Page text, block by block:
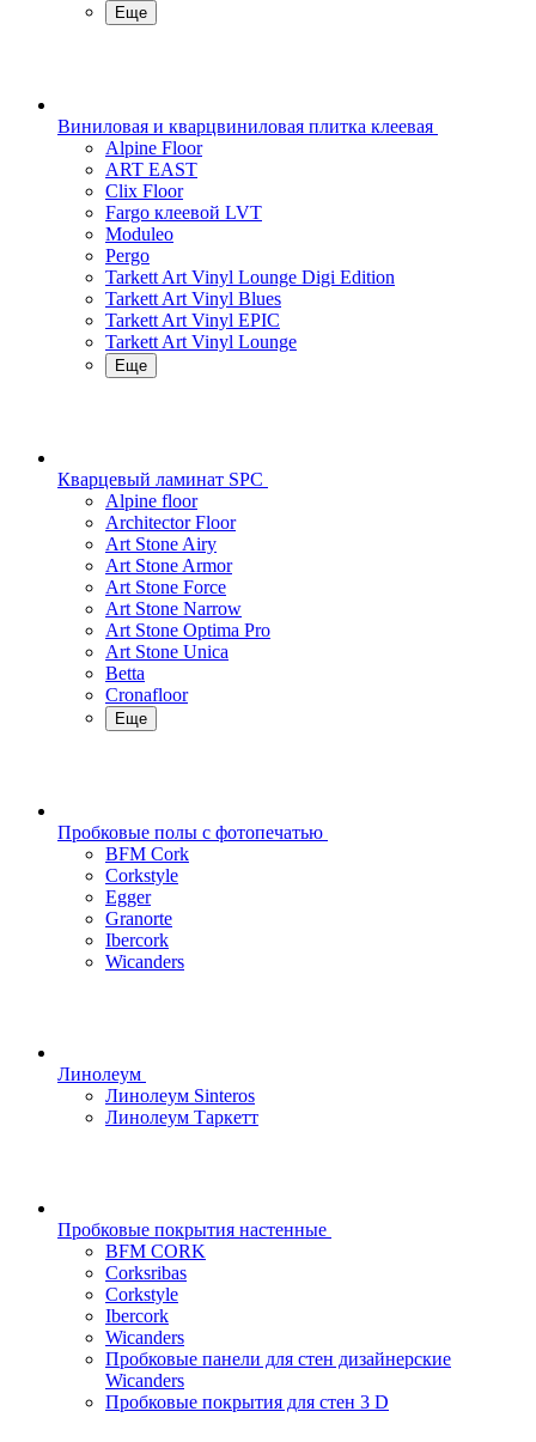
Еще
Виниловая и кварцвиниловая плитка клеевая
Alpine Floor
ART EAST
Clix Floor
Fargo клеевой LVT
Moduleo
Pergo
Tarkett Art Vinyl Lounge Digi Edition
Tarkett Art Vinyl Blues
Tarkett Art Vinyl EPIC
Tarkett Art Vinyl Lounge
Еще
Кварцевый ламинат SPC
Alpine floor
Architector Floor
Art Stone Airy
Art Stone Armor
Art Stone Force
Art Stone Narrow
Art Stone Optima Pro
Art Stone Unica
Betta
Cronafloor
Еще
Пробковые полы с фотопечатью
BFM Cork
Corkstyle
Egger
Granorte
Ibercork
Wicanders
Линолеум
Линолеум Sinteros
Линолеум Таркетт
Пробковые покрытия настенные
BFM CORK
Corksribas
Corkstyle
Ibercork
Wicanders
Пробковые панели для стен дизайнерские
Wicanders
Пробковые покрытия для стен 3 D